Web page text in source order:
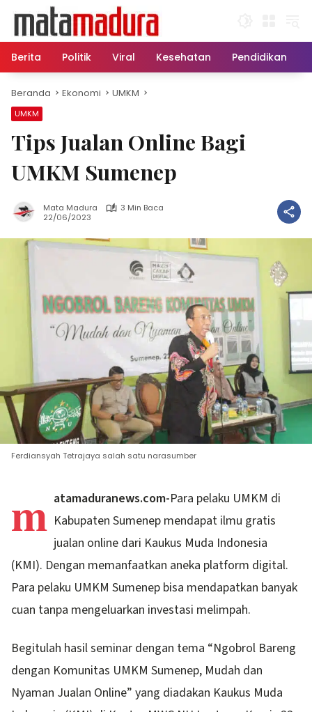
konten
Berita
Politik Viral Kesehatan Pendidikan
Beranda Ekonomi UMKM
UMKM
Tips Jualan Online Bagi
UMKM Sumenep
Mata Madura
3 Min Baca
22/06/2023
Ferdiansyah Tetrajaya salah satu narasumber
m atamaduranews.com-Para pelaku UMKM di
Kabupaten Sumenep mendapat ilmu gratis
jualan online dari Kaukus Muda Indonesia
(KMI). Dengan memanfaatkan aneka platform digital.
Para pelaku UMKM Sumenep bisa mendapatkan banyak
cuan tanpa mengeluarkan investasi melimpah.
Begitulah hasil seminar dengan tema “Ngobrol Bareng
dengan Komunitas UMKM Sumenep, Mudah dan
Nyaman Jualan Online” yang diadakan Kaukus Muda